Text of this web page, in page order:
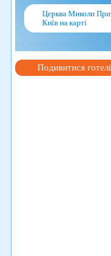
Церква Миколи
Київ на карті
Подивитися